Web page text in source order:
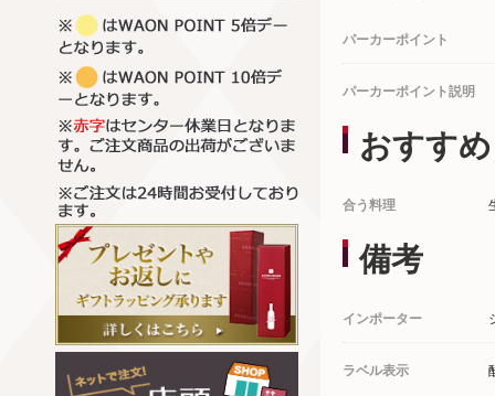
パーカーポイント
パーカーポイント説明
おすすめ
合う料理
備考
インポーター
ラベル表示